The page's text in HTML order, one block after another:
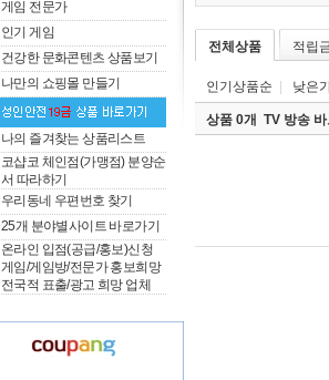
게임 전문가
인기 게임
건강한 문화콘텐츠 상품보기
나만의 쇼핑몰 만들기
나의 즐겨찾는 상품리스트
코샵코 체인점(가맹점) 분양순
서 따라하기
우리동네 우편번호 찾기
25개 분야별사이트 바로가기
온라인 입점(공급/홍보)신청
게임/게임방/전문가 홍보희망
전국적 표출/광고 희망 업체
전체상품 적립
인기상품순 낮은
상품 0개 TV 방송 바